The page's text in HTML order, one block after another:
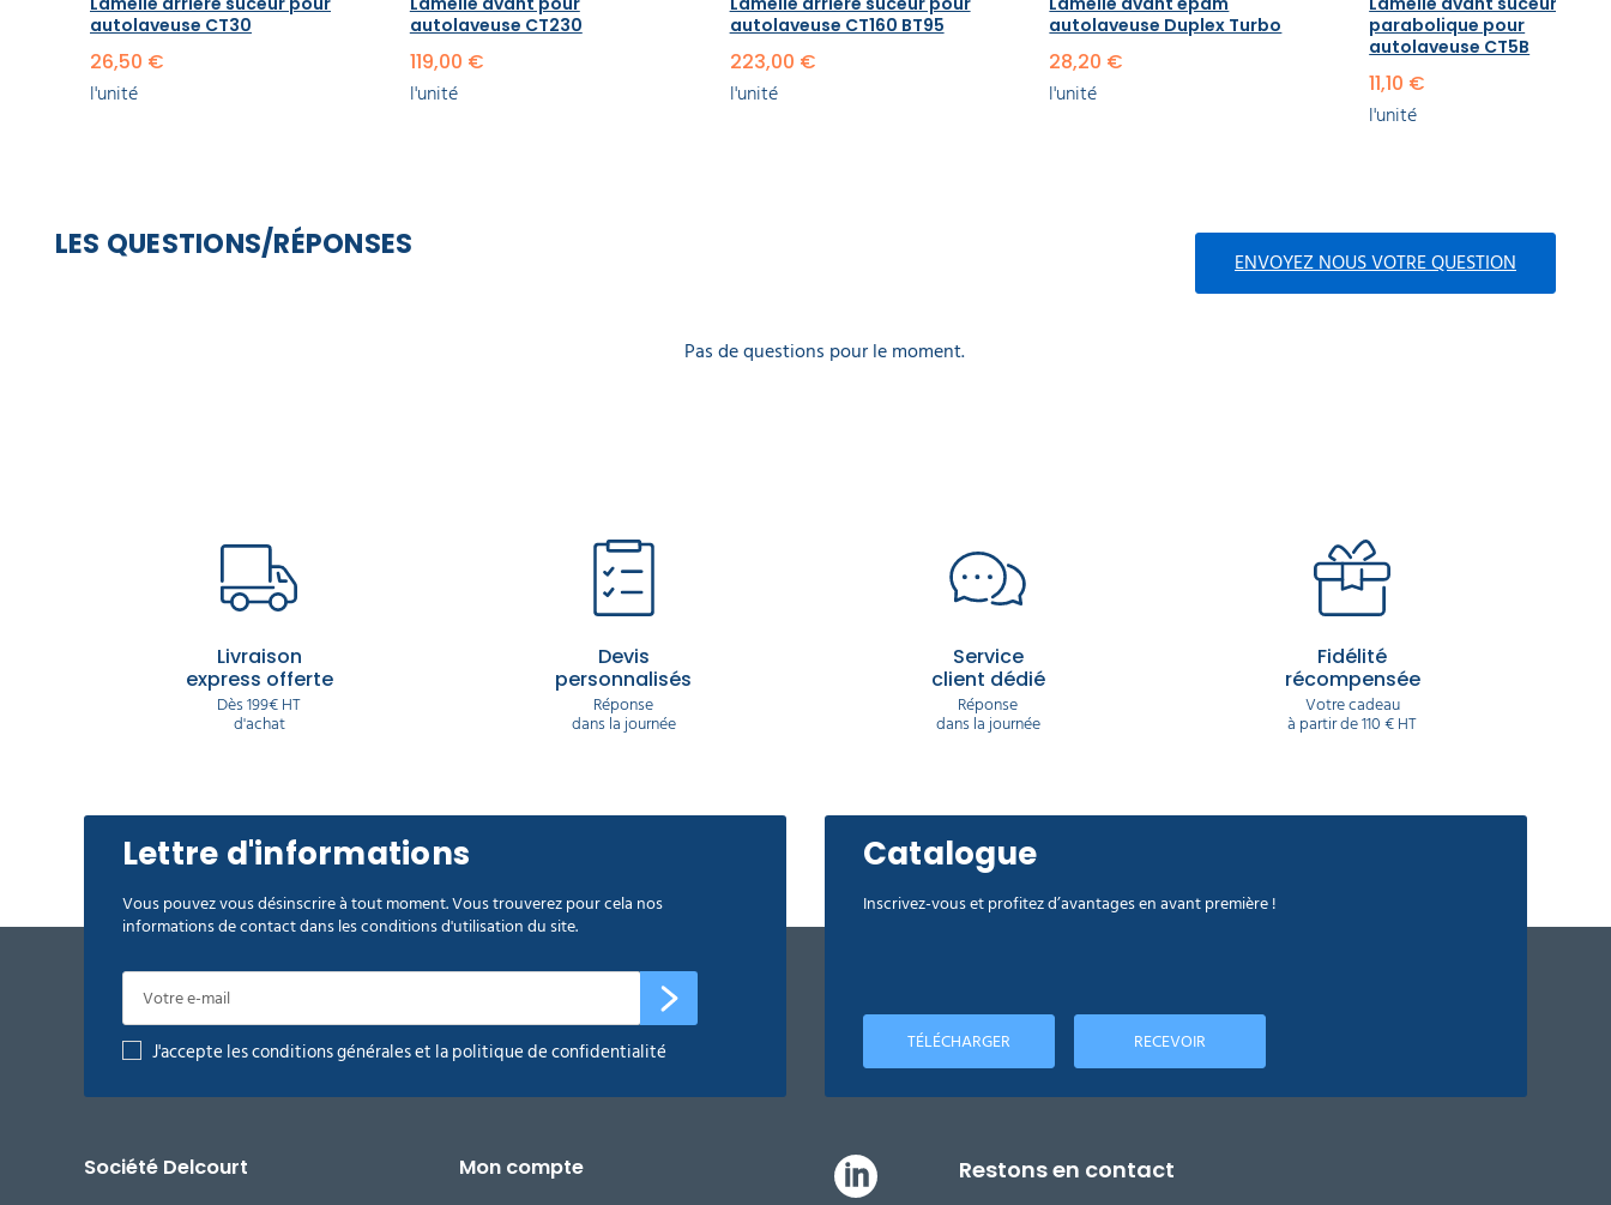
autolaveuse CT30
26,50 €
l'unité
autolaveuse CT230
119,00 €
l'unité
autolaveuse CT160 BT95
223,00 €
l'unité
autolaveuse Duplex Turbo
28,20 €
l'unité
parabolique pour
autolaveuse CT5B
11,10 €
l'unité
LES QUESTIONS/RÉPONSES ENVOYEZ NOUS VOTRE QUESTION
Pas de questions pour le moment.
Livraison
express offerte
Dès 199€ HT
d'achat
Devis
personnalisés
Réponse
dans la journée
Service
client dédié
Réponse
dans la journée
Fidélité
récompensée
Votre cadeau
à partir de 110 € HT
Lettre d'informations
Vous pouvez vous désinscrire à tout moment. Vous trouverez pour cela nos
informations de contact dans les conditions d'utilisation du site.
J'accepte les conditions générales et la politique de confidentialité
Catalogue
Inscrivez-vous et profitez d’avantages en avant première !
TÉLÉCHARGER RECEVOIR
Société Delcourt Mon compte Restons en contact